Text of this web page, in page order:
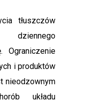
tłuszczów
Ograniczenie
i produktów
nieodzownym
układu